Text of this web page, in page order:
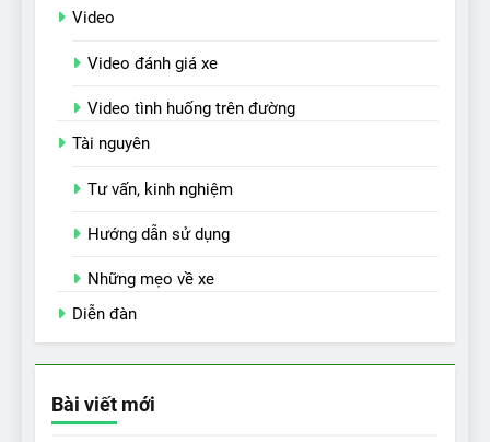
Video
Video đánh giá xe
Video tình huống trên đường
Tài nguyên
Tư vấn, kinh nghiệm
Hướng dẫn sử dụng
Những mẹo về xe
Diễn đàn
Bài viết mới